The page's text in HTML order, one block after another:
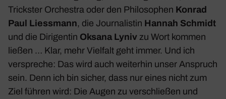
Trickster Orchestra oder den Philo­so­phen Konrad
Paul Liess­mann, die Jour­na­listin Hannah Schmidt
und die Diri­gentin Oksana Lyniv zu Wort kommen
ließen … Klar, mehr Viel­falt geht immer. Und ich
verspreche: Das wird auch weiterhin unser Anspruch
sein. Denn ich bin sicher, dass nur eines nicht zum
Ziel führen wird: Die Augen zu verschließen und